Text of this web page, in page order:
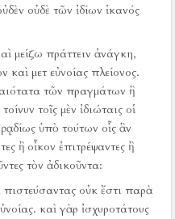
οὐδὲ τῶν ἰδίων ἱκανός
μείζω πράττειν ἀνάγκη,
καὶ μετ εὐνοίας πλείονος.
τῶν πραγμάτων ἢ
τοῖς μὲν ἰδιώταις οἱ
ὑπὸ τούτων οἷς ἂν
ἢ οἶκον ἐπιτρέψαντες ἢ
τὸν ἀδικοῦντα:
πιστεύσαντας οὐκ ἔστι παρὰ
καὶ γὰρ ἰσχυροτάτους